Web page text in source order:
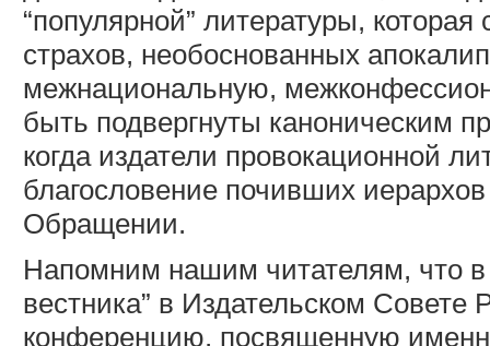
“популярной” литературы,
страхов, необоснованных
межнациональную,
быть подвергнуты каноническим
когда издатели провокационной
благословение почивших
Обращении.
Напомним нашим читателям, что в
вестника” в Издательском
конференцию, посвященную